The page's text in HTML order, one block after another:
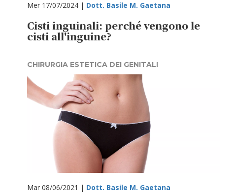
Mer 17/07/2024 | Dott. Basile M. Gaetana
Cisti inguinali: perché vengono le
cisti all'inguine?
CHIRURGIA ESTETICA DEI GENITALI
Mar 08/06/2021 | Dott. Basile M. Gaetana